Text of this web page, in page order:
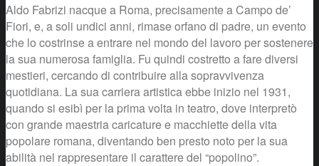
Aldo Fabrizi nacque a Roma, precisamente a Campo de’
Fiori, e, a soli undici anni, rimase orfano di padre, un evento
che lo costrinse a entrare nel mondo del lavoro per sostenere
la sua numerosa famiglia. Fu quindi costretto a fare diversi
mestieri, cercando di contribuire alla sopravvivenza
quotidiana. La sua carriera artistica ebbe inizio nel 1931,
quando si esibì per la prima volta in teatro, dove interpretò
con grande maestria caricature e macchiette della vita
popolare romana, diventando ben presto noto per la sua
abilità nel rappresentare il carattere del “popolino”.